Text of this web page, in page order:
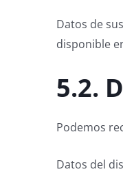
Datos de
disponible
5.2.
Podemos
Datos del